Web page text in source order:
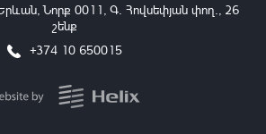
անցանելի են
գոտու ցուցահանդեսային
մեկնարկել է
Նորք 0011, Գ․ Հովսեփյան փող., 26
շենք
+374 10 650015